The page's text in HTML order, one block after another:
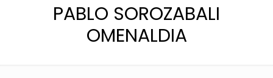
PABLO SOROZABALI
OMENALDIA